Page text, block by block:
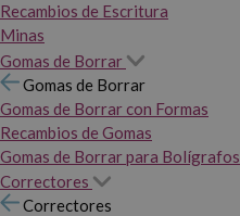
Recambios de Escritura
Minas
Gomas de Borrar
Gomas de Borrar
Gomas de Borrar con Formas
Recambios de Gomas
Gomas de Borrar para Bolígrafos
Correctores
Correctores